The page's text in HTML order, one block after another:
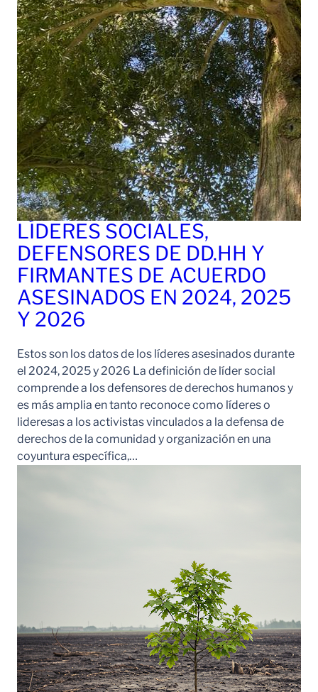
LÍDERES SOCIALES,
DEFENSORES DE DD.HH Y
FIRMANTES DE ACUERDO
ASESINADOS EN 2024, 2025
Y 2026
Estos son los datos de los líderes asesinados durante
el 2024, 2025 y 2026 La definición de líder social
comprende a los defensores de derechos humanos y
es más amplia en tanto reconoce como líderes o
lideresas a los activistas vinculados a la defensa de
derechos de la comunidad y organización en una
coyuntura específica,…